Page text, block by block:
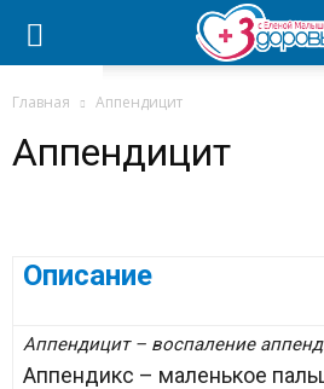
Главная Аппендицит
Аппендицит
Описание
Аппендицит – воспаление
Аппендикс – маленькое